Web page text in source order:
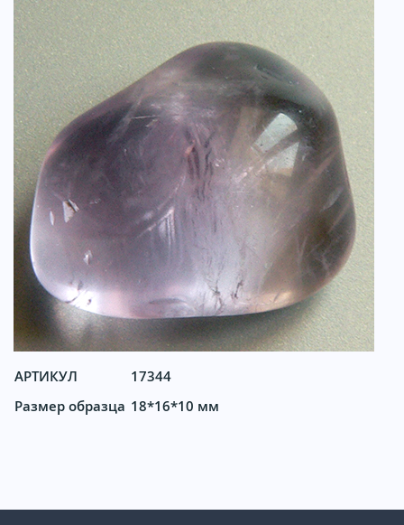
АРТИКУЛ
17344
Размер образца 18*16*10 мм